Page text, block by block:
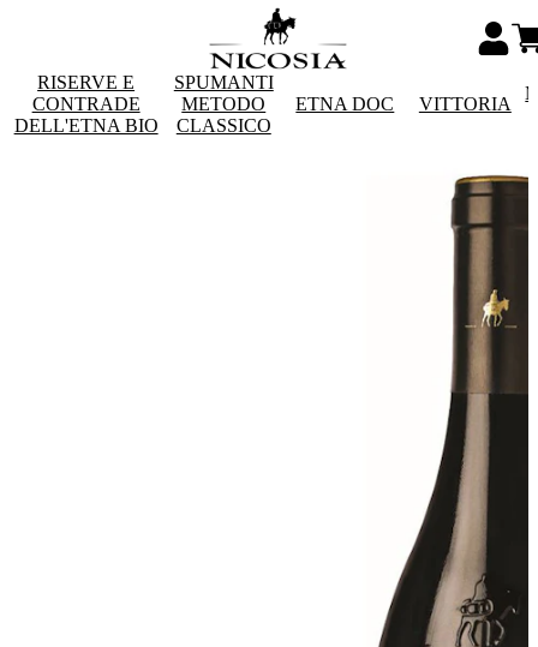
RISERVE E
CONTRADE
DELL'ETNA BIO
SPUMANTI
METODO
CLASSICO
ETNA DOC VITTORIA